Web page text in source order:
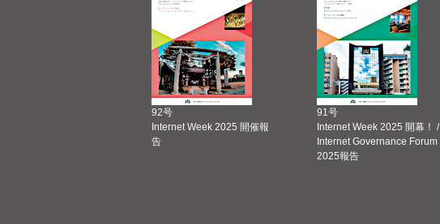
92号
Internet Week 2025 開催報
告
91号
Internet Week 2025 開幕！ /
Internet Governance Forum
2025報告